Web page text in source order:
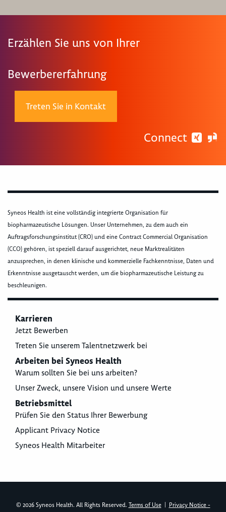
Erzählen Sie uns von Ihrer
Bewerbererfahrung
Treten Sie in Kontakt
Connect
Syneos Health ist eine vollständig integrierte Organisation für
biopharmazeutische Lösungen. Unser Unternehmen, zu dem auch ein
Auftragsforschungsinstitut (CRO) und eine Contract Commercial Organisation
(CCO) gehören, ist speziell darauf ausgerichtet, neue Marktrealitäten
anzusprechen, in denen klinische und kommerzielle Fachkenntnisse, Daten und
Erkenntnisse ausgetauscht werden, um die biopharmazeutische Leistung zu
beschleunigen.
Karrieren
Jetzt Bewerben
Treten Sie unserem Talentnetzwerk bei
Arbeiten bei Syneos Health
Warum sollten Sie bei uns arbeiten?
Unser Zweck, unsere Vision und unsere Werte
Betriebsmittel
Prüfen Sie den Status Ihrer Bewerbung
Applicant Privacy Notice
Syneos Health Mitarbeiter
© 2026 Syneos Health. All Rights Reserved. Terms of Use| Privacy Notice -